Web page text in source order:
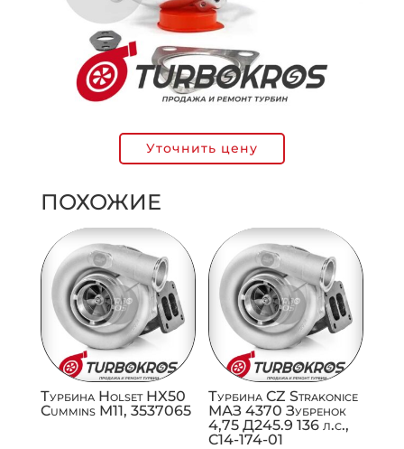
Уточнить цену
ПОХОЖИЕ
Турбина Holset HX50
Cummins M11, 3537065
Турбина CZ Strakonice
МАЗ 4370 Зубренок
4,75 Д245.9 136 л.с.,
C14-174-01